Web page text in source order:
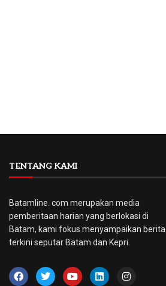
TENTANG KAMI
Batamline. com merupakan media
pemberitaan harian yang berlokasi di
Batam, kami fokus menyampaikan berita
terkini seputar Batam dan Kepri.